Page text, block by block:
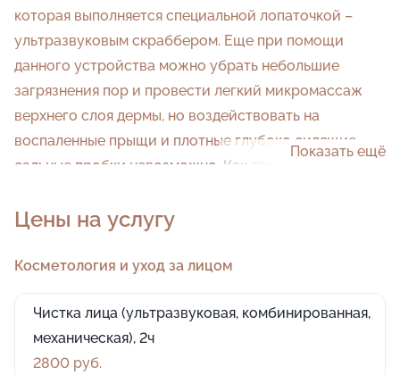
которая выполняется специальной лопаточкой –
ультразвуковым скраббером. Еще при помощи
данного устройства можно убрать небольшие
загрязнения пор и провести легкий микромассаж
верхнего слоя дермы, но воздействовать на
воспаленные прыщи и плотные глубоко сидящие
сальные пробки невозможно. Как правило, сеанс
на нанесение специальных масок.
Показать ещё
Цены на услугу
Косметология и уход за лицом
Чистка лица (ультразвуковая, комбинированная,
механическая), 2ч
2800 руб.